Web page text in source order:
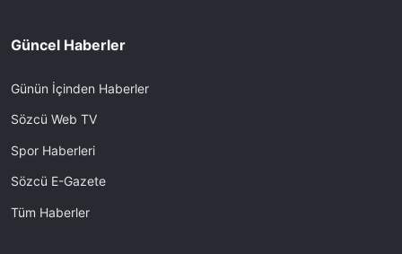
Güncel Haberler
Günün İçinden Haberler
Sözcü Web TV
Spor Haberleri
Sözcü E-Gazete
Tüm Haberler